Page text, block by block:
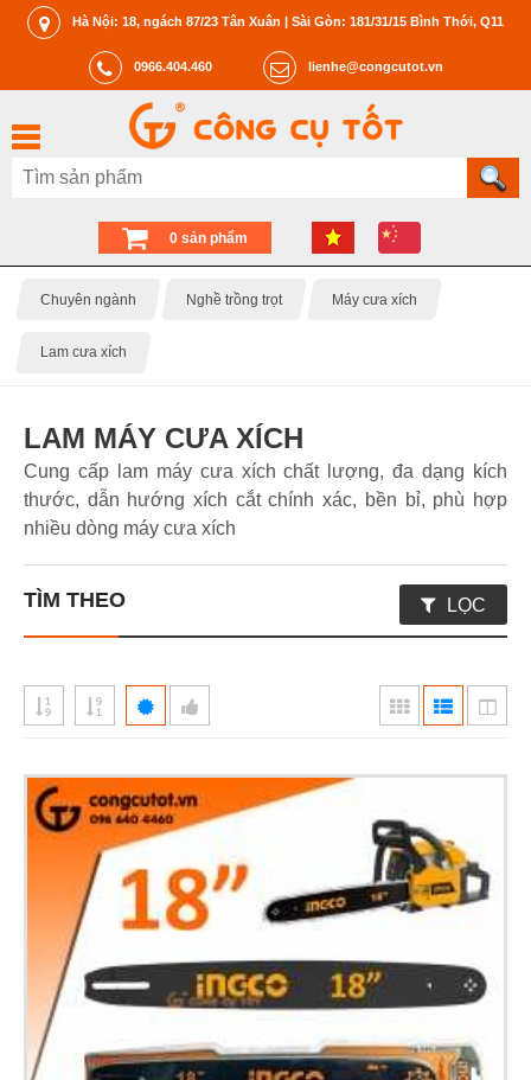
Hà Nội: 18, ngách 87/23 Tân Xuân | Sài Gòn: 181/31/15 Bình Thới, Q11
0966.404.460 lienhe@congcutot.vn
0 sản phẩm
Chuyên ngành Nghề trồng trọt Máy cưa xích
Lam cưa xích
LAM MÁY CƯA XÍCH
Cung cấp lam máy cưa xích chất lượng, đa dạng kích
thước, dẫn hướng xích cắt chính xác, bền bỉ, phù hợp
nhiều dòng máy cưa xích
TÌM THEO LỌC